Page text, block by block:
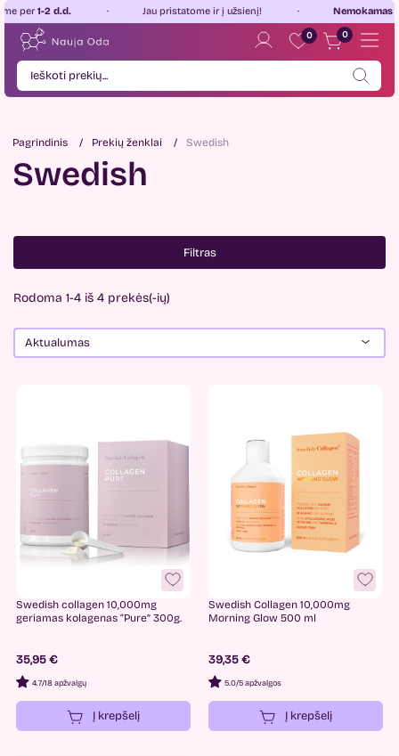
d.d. Jau pristatome ir į užsienį! Nemokamas
0 0
Pagrindinis Prekių ženklai Swedish
Swedish
Filtras
41€
Kategorijos
Naujausi 1
Papildai 4
Rodoma 1-4 iš 4 prekės(-ių)
Aktualumas
Swedish collagen 10,000mg
geriamas kolagenas “Pure” 300g.
35,95 €
4.7/18 apžvalgų
Į krepšelį
Swedish Collagen 10,000mg
Morning Glow 500 ml
39,35 €
5.0/5 apžvalgos
Į krepšelį